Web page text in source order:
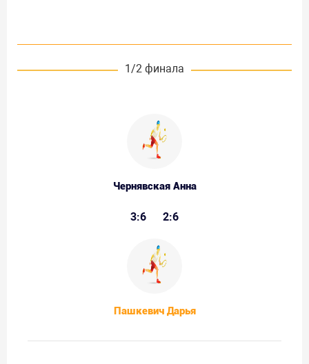
1/2 финала
Чернявская Анна
3:6 2:6
Пашкевич Дарья